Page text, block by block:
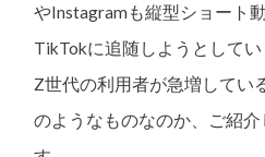
やInstagramも縦型ショート
TikTokに追随しようとしてい
Z世代の利用者が急増してい
のようなものなのか、ご紹